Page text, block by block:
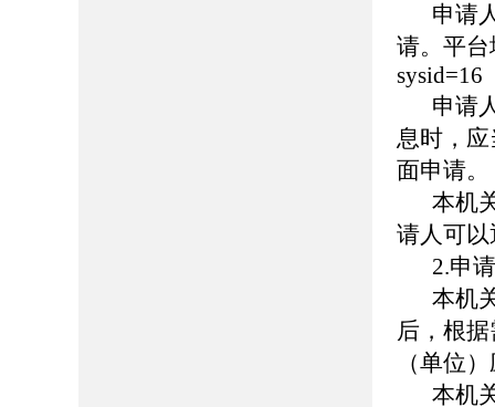
申请
请。平台
sysid=16
申请
息时，
面申请。
本机
请人可
2.申
本机
后，根
（单位
本机